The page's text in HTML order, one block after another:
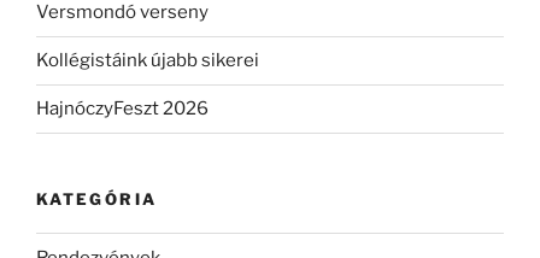
Versmondó verseny
Kollégistáink újabb sikerei
HajnóczyFeszt 2026
KATEGÓRIA